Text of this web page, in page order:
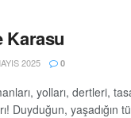
Karasu
2025 0
yolları, dertleri,
Duyduğun, yaşadığın